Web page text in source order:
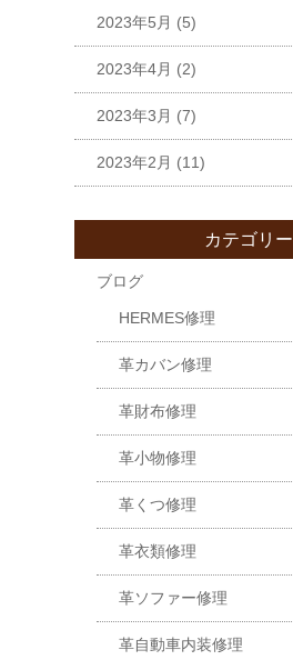
2023年5月 (5)
2023年4月 (2)
2023年3月 (7)
2023年2月 (11)
カテゴリー
ブログ
HERMES修理
革カバン修理
革財布修理
革小物修理
革くつ修理
革衣類修理
革ソファー修理
革自動車内装修理